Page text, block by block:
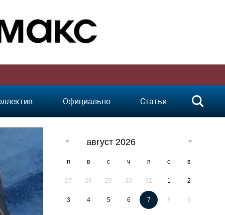
Официально Статьи
август 2026
п в с ч п с в
27 28 29 30 31 1 2
3 4 5 6 7 8 9